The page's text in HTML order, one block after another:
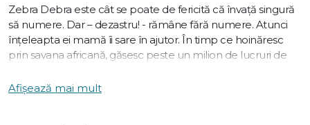
Zebra Debra este cât se poate de fericită că învață singură
să numere. Dar – dezastru! - rămâne fără numere. Atunci
înțeleapta ei mamă îi sare în ajutor. În timp ce hoinăresc
prin savana africană, găsesc peste un milion de lucruri de
mai bun număr dintre toate este unu. Până la urmă, tu esti
Afișează mai mult